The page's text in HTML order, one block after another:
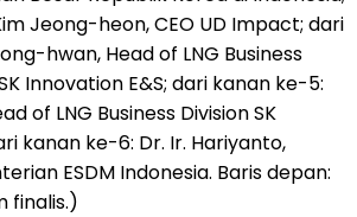
Jeong-heon, CEO UD Impact; dari
hwan, Head of LNG Business
Innovation E&S; dari kanan ke-5:
of LNG Business Division SK
kanan ke-6: Dr. Ir. Hariyanto,
ESDM Indonesia. Baris depan:
finalis.)